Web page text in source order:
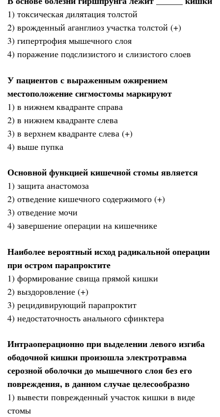
1) токсическая дилятация толстой
2) врожденный аганглиоз участка толстой (+)
3) гипертрофия мышечного слоя
4) поражение подслизистого и слизистого слоев
У пациентов с выраженным ожирением
местоположение сигмостомы маркируют
1) в нижнем квадранте справа
2) в нижнем квадранте слева
3) в верхнем квадранте слева (+)
4) выше пупка
Основной функцией кишечной стомы является
1) защита анастомоза
2) отведение кишечного содержимого (+)
3) отведение мочи
4) завершение операции на кишечнике
Наиболее вероятный исход радикальной операции
при остром парапроктите
1) формирование свища прямой кишки
2) выздоровление (+)
3) рецидивирующий парапроктит
4) недостаточность анального сфинктера
Интраоперационно при выделении левого изгиба
ободочной кишки произошла электротравма
серозной оболочки до мышечного слоя без его
повреждения, в данном случае целесообразно
1) вывести поврежденный участок кишки в виде
стомы